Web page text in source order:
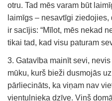
otru. Tad mēs varam būt
laimīgs – nesavtīgi
ir sacījis: “Mīlot, mēs nekad
tikai tad, kad visu paturam
3. Gatavība mainīt sevi,
mūku, kurš bieži dusmojās
pārliecināts, ka viņam nav
vientuļnieka dzīve. Viņš